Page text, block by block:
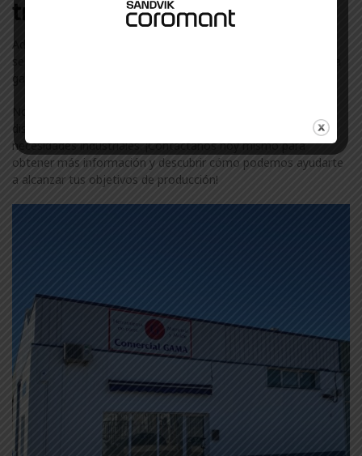
trabajamos en Arakil
Además de Baer, colaboramos con otras marcas líderes en el
sector industrial en Arakil. Descubre más sobre nuestra amplia
gama de marcas visitando nuestra
distribuidor de confianza de Baer en Arakil, para todas tus
necesidades industriales. ¡Contáctanos hoy mismo para
obtener más información y descubrir cómo podemos ayudarte
a alcanzar tus objetivos de producción!